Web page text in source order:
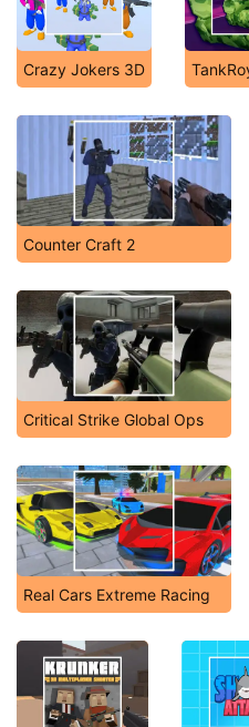
Crazy Jokers 3D
Counter Craft 2
Critical Strike Global Ops
Real Cars Extreme Racing